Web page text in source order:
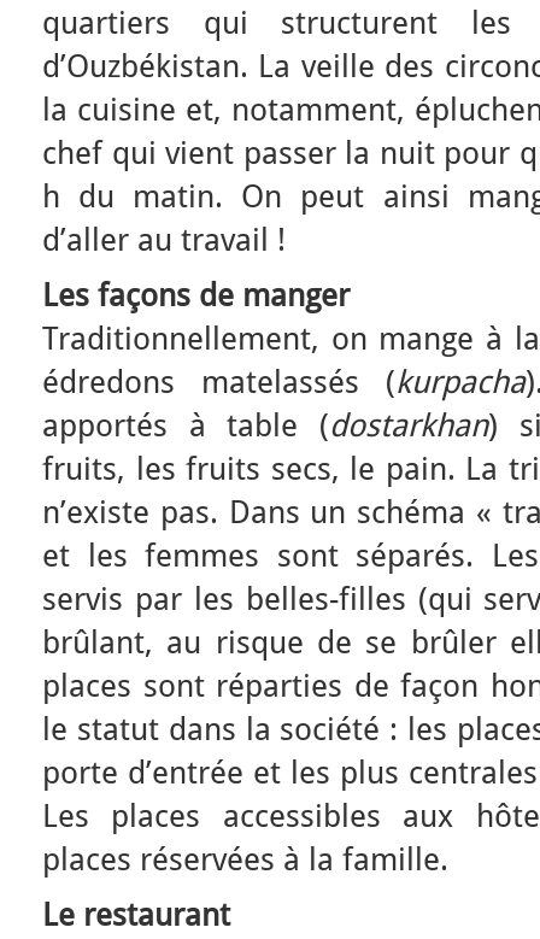
quartiers qui structurent
d’Ouzbékistan. La veille des
la cuisine et, notamment,
chef qui vient passer la nuit pour
h du matin. On peut ainsi
d’aller au travail !
Les façons de manger
Traditionnellement, on mange à
édredons matelassés (kurpacha
apportés à table (dostarkhan)
fruits, les fruits secs, le pain. La
n’existe pas. Dans un schéma «
et les femmes sont séparés.
servis par les belles-filles (qui
brûlant, au risque de se brûler
places sont réparties de façon
le statut dans la société : les
porte d’entrée et les plus
Les places accessibles aux
places réservées à la famille.
Le restaurant